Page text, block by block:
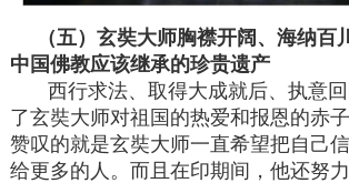
（五）玄奘大师胸襟开阔、海纳百
中国佛教应该继承的珍贵遗产
西行求法、取得大成就后、执意
了玄奘大师对祖国的热爱和报恩的赤
赞叹的就是玄奘大师一直希望把自己
给更多的人。而且在印期间，他还努